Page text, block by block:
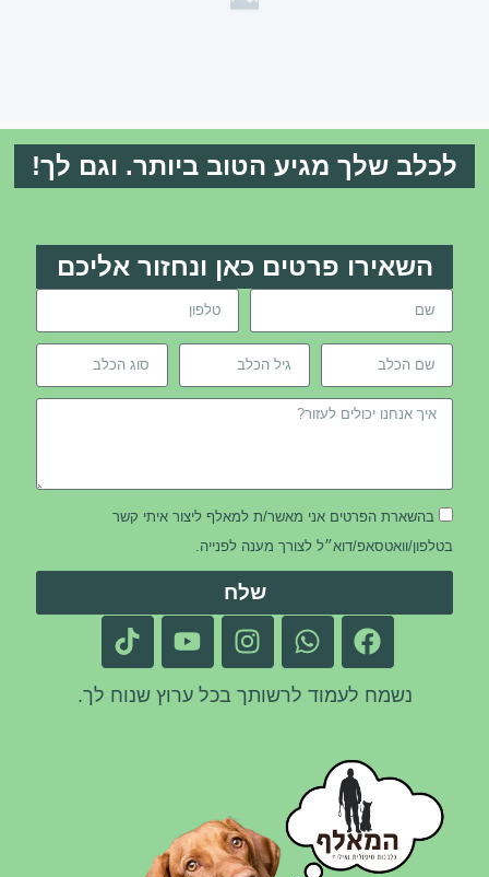
לכלב שלך מגיע הטוב ביותר. וגם לך!
השאירו פרטים כאן ונחזור אליכם
בהשארת הפרטים אני מאשר/ת למאלף ליצור איתי קשר
בטלפון/וואטסאפ/דוא״ל לצורך מענה לפנייה.
שלח
נשמח לעמוד לרשותך בכל ערוץ שנוח לך.